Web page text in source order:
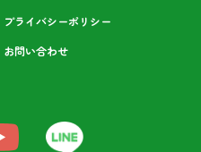
プライバシーポリシー
お問い合わせ